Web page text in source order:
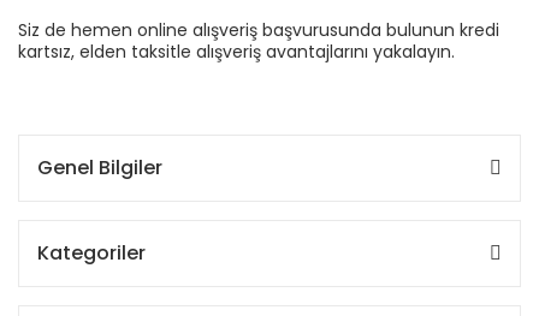
Siz de hemen online alışveriş başvurusunda bulunun kredi
kartsız, elden taksitle alışveriş avantajlarını yakalayın.
Genel Bilgiler
Kategoriler